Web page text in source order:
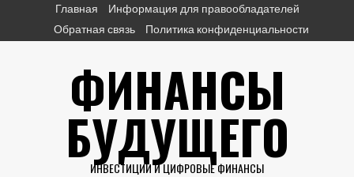
Главная
Информация для правообладателей
Обратная связь
Политика конфиденциальности
ФИНАНСЫ
БУДУЩЕГО
ИНВЕСТИЦИИ И ЦИФРОВЫЕ ФИНАНСЫ